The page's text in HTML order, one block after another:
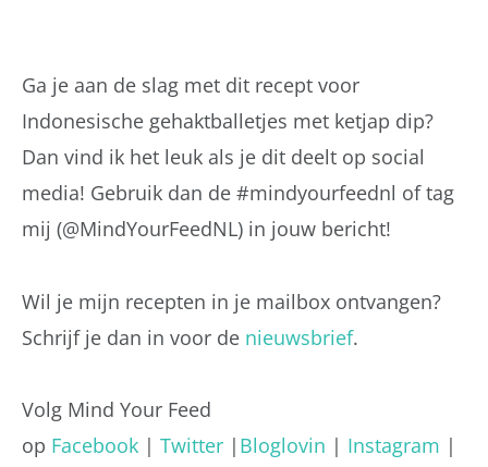
Ga je aan de slag met dit recept voor
Indonesische gehaktballetjes met ketjap dip?
Dan vind ik het leuk als je dit deelt op social
media! Gebruik dan de #mindyourfeednl of tag
mij (@MindYourFeedNL) in jouw bericht!
Wil je mijn recepten in je mailbox ontvangen?
Schrijf je dan in voor de nieuwsbrief.
Volg Mind Your Feed
op Facebook | Twitter | Bloglovin | Instagram |